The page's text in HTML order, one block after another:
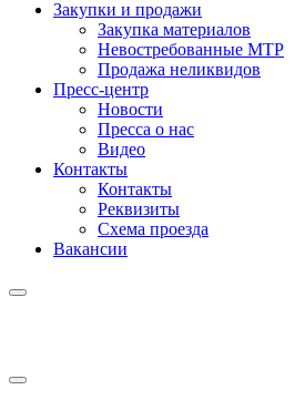
Закупки и продажи
Закупка материалов
Невостребованные МТР
Продажа неликвидов
Пресс-центр
Новости
Пресса о нас
Видео
Контакты
Контакты
Реквизиты
Схема проезда
Вакансии